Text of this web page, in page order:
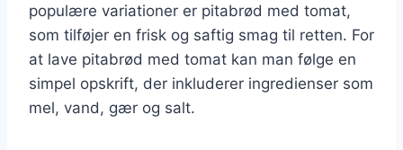
populære variationer er pitabrød med tomat,
som tilføjer en frisk og saftig smag til retten. For
at lave pitabrød med tomat kan man følge en
simpel opskrift, der inkluderer ingredienser som
mel, vand, gær og salt.